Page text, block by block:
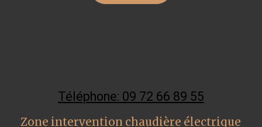
Téléphone: 09 72 66 89 55
Zone intervention chaudière électrique